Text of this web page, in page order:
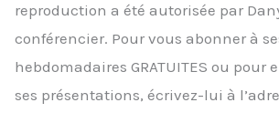
reproduction a été autorisée par
conférencier. Pour vous abonner à
hebdomadaires GRATUITES ou pour
ses présentations, écrivez-lui à